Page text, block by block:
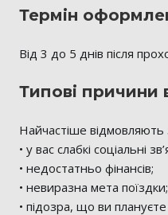
Термін
Від 3 до 5 днів після
Типові причини
Найчастіше
• у вас слабкі соціальні
• недостатньо фінансів;
• невиразна мета поїздки;
• підозра, що ви